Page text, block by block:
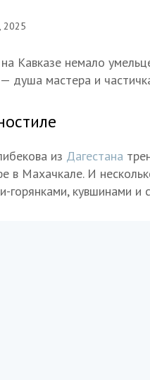
2025
Кавказе немало
душа мастера и
из Дагестана
Махачкале. И
горянками, кувшинами и